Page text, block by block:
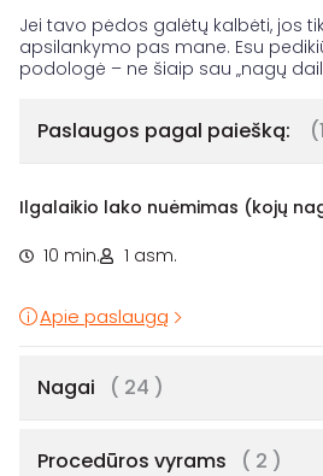
Jei tavo pėdos galėtų kalbėti, jos
apsilankymo pas mane. Esu
podologė – ne šiaip sau „nagų
Paslaugos pagal paiešką:
Ilgalaikio lako nuėmimas (kojų
10 min. 1 asm.
Apie paslaugą
Nagai ( 24 )
Procedūros vyrams ( 2 )